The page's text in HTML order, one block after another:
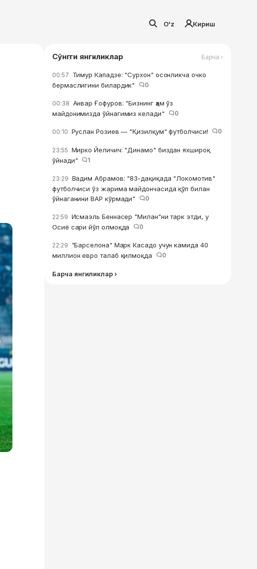
O'z Кириш
Сўнгги янгиликлар Барча ›
00:57 Тимур Кападзе: "Сурхон" осонликча очко
бермаслигини билардик"
0
00:38 Анвар Ғофуров: "Бизнинг ҳам ўз
майдонимизда ўйнагимиз келади"
0
00:10 Руслан Розиев — "Қизилқум" футболчиси! 0
23:55 Мирко Йеличич: "Динамо" биздан яхшироқ
ўйнади"
1
23:29 Вадим Абрамов: "83-дақиқада "Локомотив"
футболчиси ўз жарима майдончасида қўл билан
ўйнаганини ВАР кўрмади"
0
22:59 Исмаэль Беннасер "Милан"ни тарк этди, у
Осиё сари йўл олмоқда
0
22:29 "Барселона" Марк Касадо учун камида 40
миллион евро талаб қилмоқда
0
Барча янгиликлар ›